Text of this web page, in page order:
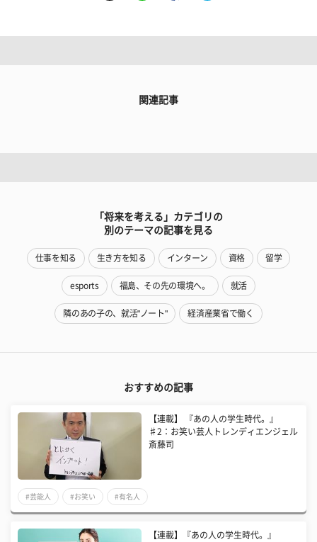
関連記事
「将来を考える」カテゴリの
別のテーマの記事を見る
仕事を知る 生き方を知る インターン 資格 留学
esports 福島、その先の環境へ。 就活
隣のあの子の、就活"ノート" 経済産業省で働く
おすすめの記事
【連載】 『あの人の学生時代。』
♯2：お笑い芸人トレンディエンジェル
斎藤司
#芸能人 #お笑い #有名人
【連載】『あの人の学生時代。』